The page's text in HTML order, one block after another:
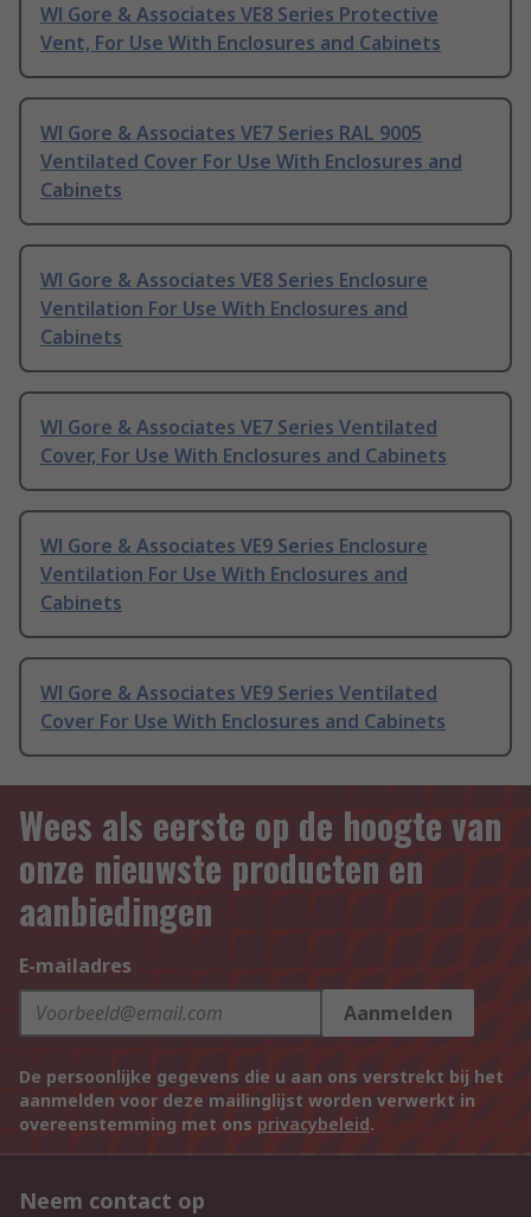
Wl Gore & Associates VE8 Series Protective
Vent, For Use With Enclosures and Cabinets
Wl Gore & Associates VE7 Series RAL 9005
Ventilated Cover For Use With Enclosures and
Cabinets
Wl Gore & Associates VE8 Series Enclosure
Ventilation For Use With Enclosures and
Cabinets
Wl Gore & Associates VE7 Series Ventilated
Cover, For Use With Enclosures and Cabinets
Wl Gore & Associates VE9 Series Enclosure
Ventilation For Use With Enclosures and
Cabinets
Wl Gore & Associates VE9 Series Ventilated
Cover For Use With Enclosures and Cabinets
Wees als eerste op de hoogte van
onze nieuwste producten en
aanbiedingen
E-mailadres
Aanmelden
De persoonlijke gegevens die u aan ons verstrekt bij het
aanmelden voor deze mailinglijst worden verwerkt in
overeenstemming met ons privacybeleid.
Neem contact op